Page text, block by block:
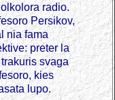
radio.
Persikov,
nia fama
preter la
svaga
kies
lupo.